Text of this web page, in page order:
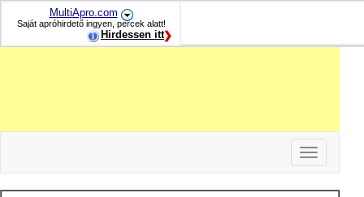
MultiApro.com
Saját apróhirdető ingyen, percek alatt!
Hirdessen itt
Toggle
navigation
-